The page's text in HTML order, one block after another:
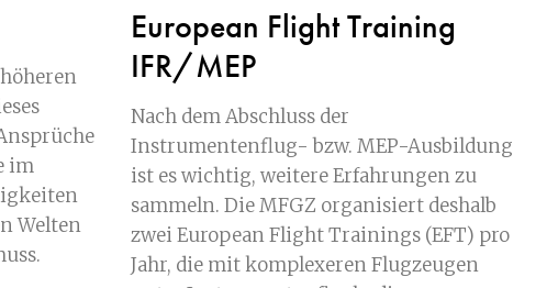
im
Welten
European Flight Training
IFR/MEP
Nach dem Abschluss der
Instrumentenflug- bzw. MEP-Ausbildung
ist es wichtig, weitere Erfahrungen zu
sammeln. Die MFGZ organisiert deshalb
zwei European Flight Trainings (EFT) pro
Jahr, die mit komplexeren Flugzeugen